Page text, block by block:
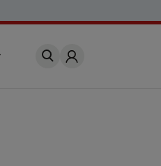
Account